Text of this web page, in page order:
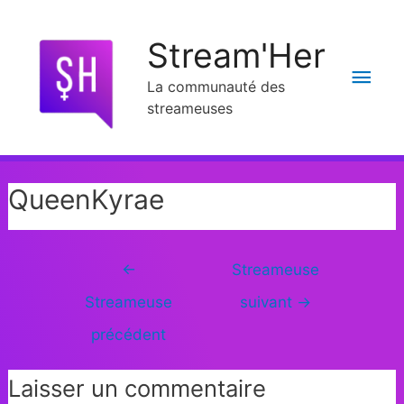
Stream'Her
La communauté des
streameuses
QueenKyrae
←
Streameuse
précédent
Streameuse
suivant →
Laisser un commentaire